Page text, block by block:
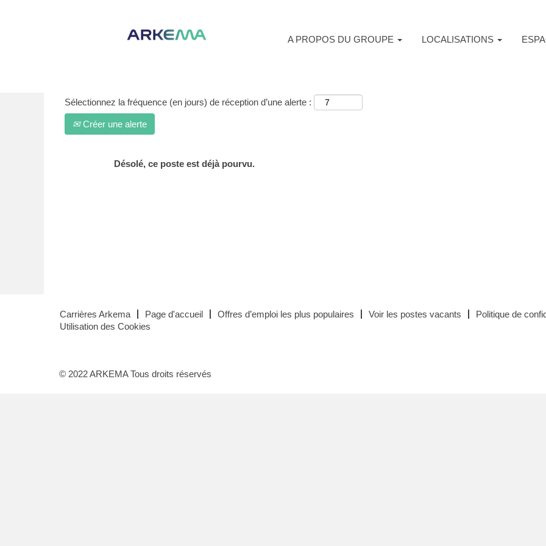
A PROPOS DU GROUPE LOCALISATIONS
Sélectionnez la fréquence (en jours) de réception d’une alerte :
Créer une alerte
Désolé, ce poste est déjà pourvu.
Carrières Arkema Page d'accueil Offres d’emploi les plus populaires Voir les postes vacants
Politique de
Utilisation des Cookies
© 2022 ARKEMA Tous droits réservés